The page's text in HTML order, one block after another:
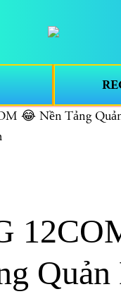
😂 Nền Tảng